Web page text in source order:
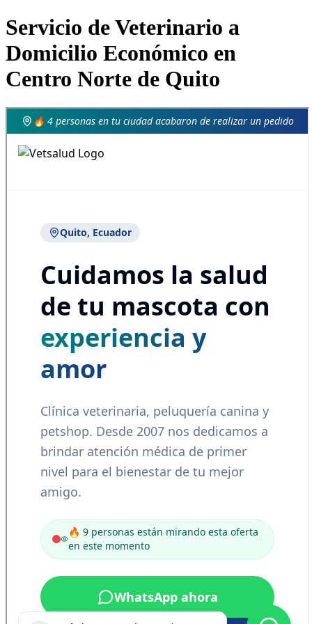
Servicio de Veterinario a
Domicilio Económico en
Centro Norte de Quito